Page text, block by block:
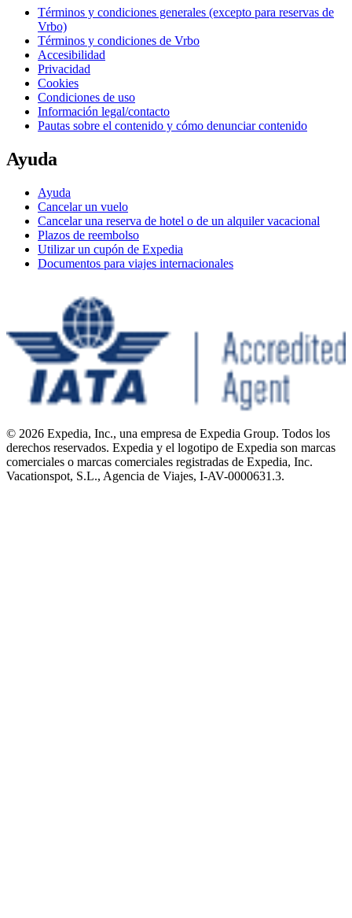
Términos y condiciones generales (excepto para reservas de
Vrbo)
Términos y condiciones de Vrbo
Accesibilidad
Privacidad
Cookies
Condiciones de uso
Información legal/contacto
Pautas sobre el contenido y cómo denunciar contenido
Ayuda
Ayuda
Cancelar un vuelo
Cancelar una reserva de hotel o de un alquiler vacacional
Plazos de reembolso
Utilizar un cupón de Expedia
Documentos para viajes internacionales
© 2026 Expedia, Inc., una empresa de Expedia Group. Todos los
derechos reservados. Expedia y el logotipo de Expedia son marcas
comerciales o marcas comerciales registradas de Expedia, Inc.
Vacationspot, S.L., Agencia de Viajes, I-AV-0000631.3.